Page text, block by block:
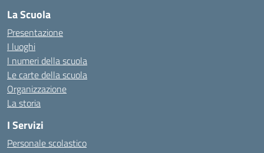
La Scuola
Presentazione
I luoghi
I numeri della scuola
Le carte della scuola
Organizzazione
La storia
I Servizi
Personale scolastico